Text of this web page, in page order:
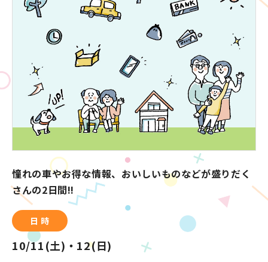
憧れの車やお得な情報、おいしいものなどが盛りだく
さんの2日間!!
日 時
10/11(土)・12(日)